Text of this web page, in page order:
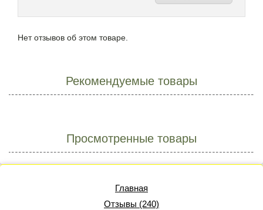
Нет отзывов об этом товаре.
Рекомендуемые товары
Просмотренные товары
Главная
Отзывы (240)